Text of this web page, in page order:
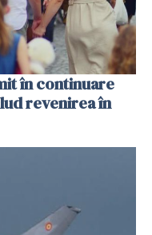
în continuare
revenirea în